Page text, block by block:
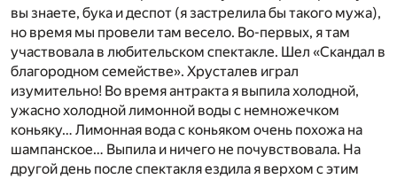
вы знаете, бука и деспот (я застрелила бы такого мужа),
но время мы провели там весело. Во-первых, я там
участвовала в любительском спектакле. Шел «Скандал в
благородном семействе». Хрусталев играл
изумительно! Во время антракта я выпила холодной,
ужасно холодной лимонной воды с немножечком
коньяку… Лимонная вода с коньяком очень похожа на
шампанское… Выпила и ничего не почувствовала. На
другой день после спектакля ездила я верхом с этим